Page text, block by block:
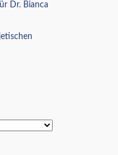
Dr. Bianca